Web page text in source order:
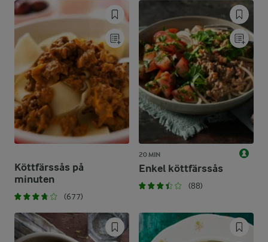
Köttfärssås på
minuten
(677)
20 MIN
Enkel köttfärssås
(88)